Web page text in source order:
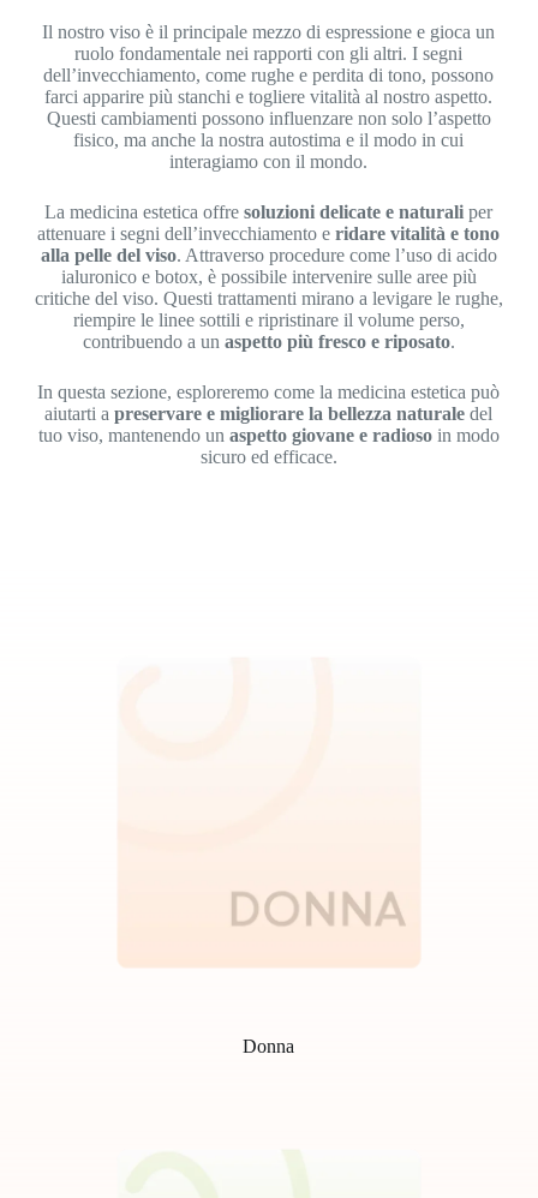
Il nostro viso è il principale mezzo di espressione e gioca un
ruolo fondamentale nei rapporti con gli altri. I segni
dell’invecchiamento, come rughe e perdita di tono, possono
farci apparire più stanchi e togliere vitalità al nostro aspetto.
Questi cambiamenti possono influenzare non solo l’aspetto
fisico, ma anche la nostra autostima e il modo in cui
interagiamo con il mondo.
La medicina estetica offresoluzioni delicate e naturaliper
attenuare i segni dell’invecchiamento eridare vitalità e tono
alla pelle del viso. Attraverso procedure come l’uso di acido
ialuronico e botox, è possibile intervenire sulle aree più
critiche del viso. Questi trattamenti mirano a levigare le rughe,
riempire le linee sottili e ripristinare il volume perso,
contribuendo a un aspetto più fresco e riposato.
In questa sezione, esploreremo come la medicina estetica può
aiutarti apreservare e migliorare la bellezza naturaledel
tuo viso, mantenendo un aspetto giovane e radiosoin modo
sicuro ed efficace.
Donna